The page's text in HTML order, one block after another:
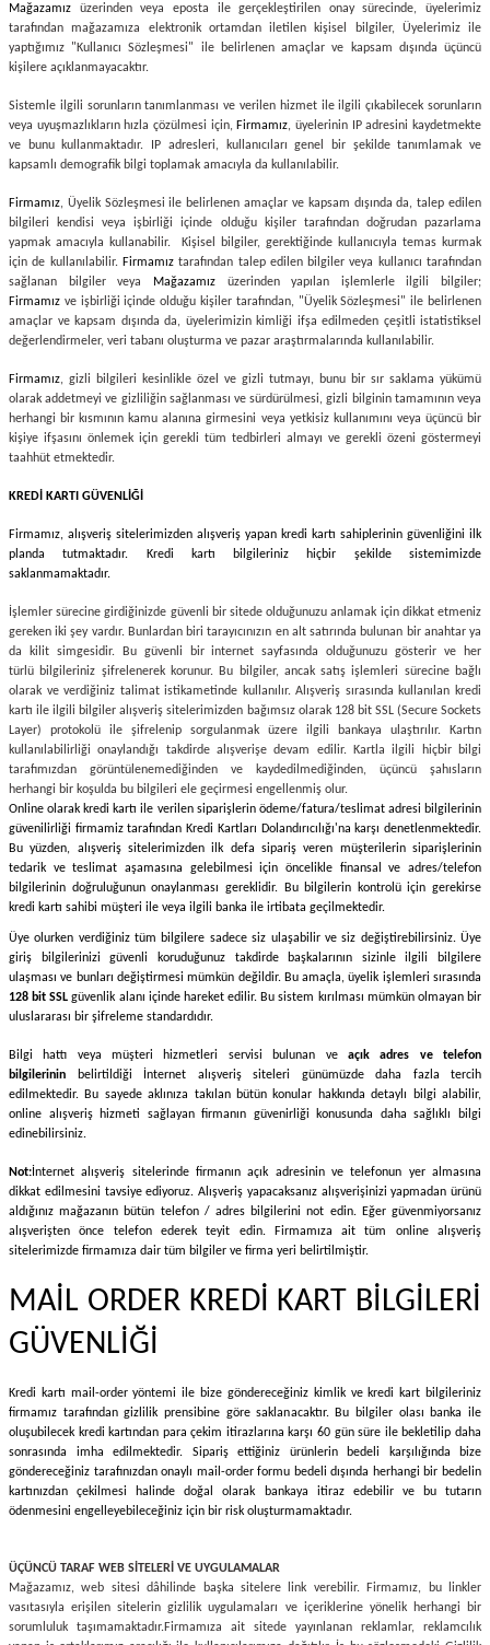
Mağazamız üzerinden veya eposta ile gerçekleştirilen onay sürecinde, üyelerimiz
tarafından mağazamıza elektronik ortamdan iletilen kişisel bilgiler, Üyelerimiz ile
yaptığımız "Kullanıcı Sözleşmesi" ile belirlenen amaçlar ve kapsam dışında üçüncü
kişilere açıklanmayacaktır.
Sistemle ilgili sorunların tanımlanması ve verilen hizmet ile ilgili çıkabilecek sorunların
veya uyuşmazlıkların hızla çözülmesi için, Firmamız, üyelerinin IP adresini kaydetmekte
ve bunu kullanmaktadır. IP adresleri, kullanıcıları genel bir şekilde tanımlamak ve
kapsamlı demografik bilgi toplamak amacıyla da kullanılabilir.
Firmamız, Üyelik Sözleşmesi ile belirlenen amaçlar ve kapsam dışında da, talep edilen
bilgileri kendisi veya işbirliği içinde olduğu kişiler tarafından doğrudan pazarlama
yapmak amacıyla kullanabilir. Kişisel bilgiler, gerektiğinde kullanıcıyla temas kurmak
için de kullanılabilir. Firmamıztarafından talep edilen bilgiler veya kullanıcı tarafından
sağlanan bilgiler veya
Mağazamız üzerinden yapılan işlemlerle ilgili bilgiler;
Firmamız ve işbirliği içinde olduğu kişiler tarafından, "Üyelik Sözleşmesi" ile belirlenen
amaçlar ve kapsam dışında da, üyelerimizin kimliği ifşa edilmeden çeşitli istatistiksel
değerlendirmeler, veri tabanı oluşturma ve pazar araştırmalarında kullanılabilir.
Firmamız, gizli bilgileri kesinlikle özel ve gizli tutmayı, bunu bir sır saklama yükümü
olarak addetmeyi ve gizliliğin sağlanması ve sürdürülmesi, gizli bilginin tamamının veya
herhangi bir kısmının kamu alanına girmesini veya yetkisiz kullanımını veya üçüncü bir
kişiye ifşasını önlemek için gerekli tüm tedbirleri almayı ve gerekli özeni göstermeyi
taahhüt etmektedir.
KREDİ KARTI GÜVENLİĞİ
Firmamız, alışveriş sitelerimizden alışveriş yapan kredi kartı sahiplerinin güvenliğini ilk
planda tutmaktadır. Kredi kartı bilgileriniz hiçbir şekilde sistemimizde
saklanmamaktadır.
İşlemler sürecine girdiğinizde güvenli bir sitede olduğunuzu anlamak için dikkat etmeniz
gereken iki şey vardır. Bunlardan biri tarayıcınızın en alt satırında bulunan bir anahtar ya
da kilit simgesidir. Bu güvenli bir internet sayfasında olduğunuzu gösterir ve her
türlü bilgileriniz şifrelenerek korunur. Bu bilgiler, ancak satış işlemleri sürecine bağlı
olarak ve verdiğiniz talimat istikametinde kullanılır. Alışveriş sırasında kullanılan kredi
kartı ile ilgili bilgiler alışveriş sitelerimizden bağımsız olarak 128 bit SSL (Secure Sockets
Layer) protokolü ile şifrelenip sorgulanmak üzere ilgili bankaya ulaştırılır. Kartın
kullanılabilirliği onaylandığı takdirde alışverişe devam edilir. Kartla ilgili hiçbir bilgi
tarafımızdan görüntülenemediğinden ve kaydedilmediğinden, üçüncü şahısların
herhangi bir koşulda bu bilgileri ele geçirmesi engellenmiş olur.
Online olarak kredi kartı ile verilen siparişlerin ödeme/fatura/teslimat adresi bilgilerinin
güvenilirliği firmamiz tarafından Kredi Kartları Dolandırıcılığı'na karşı denetlenmektedir.
Bu yüzden, alışveriş sitelerimizden ilk defa sipariş veren müşterilerin siparişlerinin
tedarik ve teslimat aşamasına gelebilmesi için öncelikle finansal ve adres/telefon
bilgilerinin doğruluğunun onaylanması gereklidir. Bu bilgilerin kontrolü için gerekirse
kredi kartı sahibi müşteri ile veya ilgili banka ile irtibata geçilmektedir.
Üye olurken verdiğiniz tüm bilgilere sadece siz ulaşabilir ve siz değiştirebilirsiniz. Üye
giriş bilgilerinizi güvenli koruduğunuz takdirde başkalarının sizinle ilgili bilgilere
ulaşması ve bunları değiştirmesi mümkün değildir. Bu amaçla, üyelik işlemleri sırasında
128 bit SSLgüvenlik alanı içinde hareket edilir. Bu sistem kırılması mümkün olmayan bir
uluslararası bir şifreleme standardıdır.
Bilgi hattı veya müşteri hizmetleri servisi bulunan ve açık adres ve telefon
bilgilerinin
belirtildiği İnternet alışveriş siteleri günümüzde daha fazla tercih
edilmektedir. Bu sayede aklınıza takılan bütün konular hakkında detaylı bilgi alabilir,
online alışveriş hizmeti sağlayan firmanın güvenirliği konusunda daha sağlıklı bilgi
edinebilirsiniz.
Not: İnternet alışveriş sitelerinde firmanın açık adresinin ve telefonun yer almasına
dikkat edilmesini tavsiye ediyoruz. Alışveriş yapacaksanız alışverişinizi yapmadan ürünü
aldığınız mağazanın bütün telefon / adres bilgilerini not edin. Eğer güvenmiyorsanız
alışverişten önce telefon ederek teyit edin. Firmamıza ait tüm online alışveriş
sitelerimizde firmamıza dair tüm bilgiler ve firma yeri belirtilmiştir.
MAİL ORDER KREDİ KART BİLGİLERİ
GÜVENLİĞİ
Kredi kartı mail-order yöntemi ile bize göndereceğiniz kimlik ve kredi kart bilgileriniz
firmamız tarafından gizlilik prensibine göre saklanacaktır. Bu bilgiler olası banka ile
oluşubilecek kredi kartından para çekim itirazlarına karşı 60 gün süre ile bekletilip daha
sonrasında imha edilmektedir. Sipariş ettiğiniz ürünlerin bedeli karşılığında bize
göndereceğiniz tarafınızdan onaylı mail-order formu bedeli dışında herhangi bir bedelin
kartınızdan çekilmesi halinde doğal olarak bankaya itiraz edebilir ve bu tutarın
ödenmesini engelleyebileceğiniz için bir risk oluşturmamaktadır.
ÜÇÜNCÜ TARAF WEB SİTELERİ VE UYGULAMALAR
Mağazamız, web sitesi dâhilinde başka sitelere link verebilir. Firmamız, bu linkler
vasıtasıyla erişilen sitelerin gizlilik uygulamaları ve içeriklerine yönelik herhangi bir
sorumluluk taşımamaktadır.Firmamıza ait sitede yayınlanan reklamlar, reklamcılık